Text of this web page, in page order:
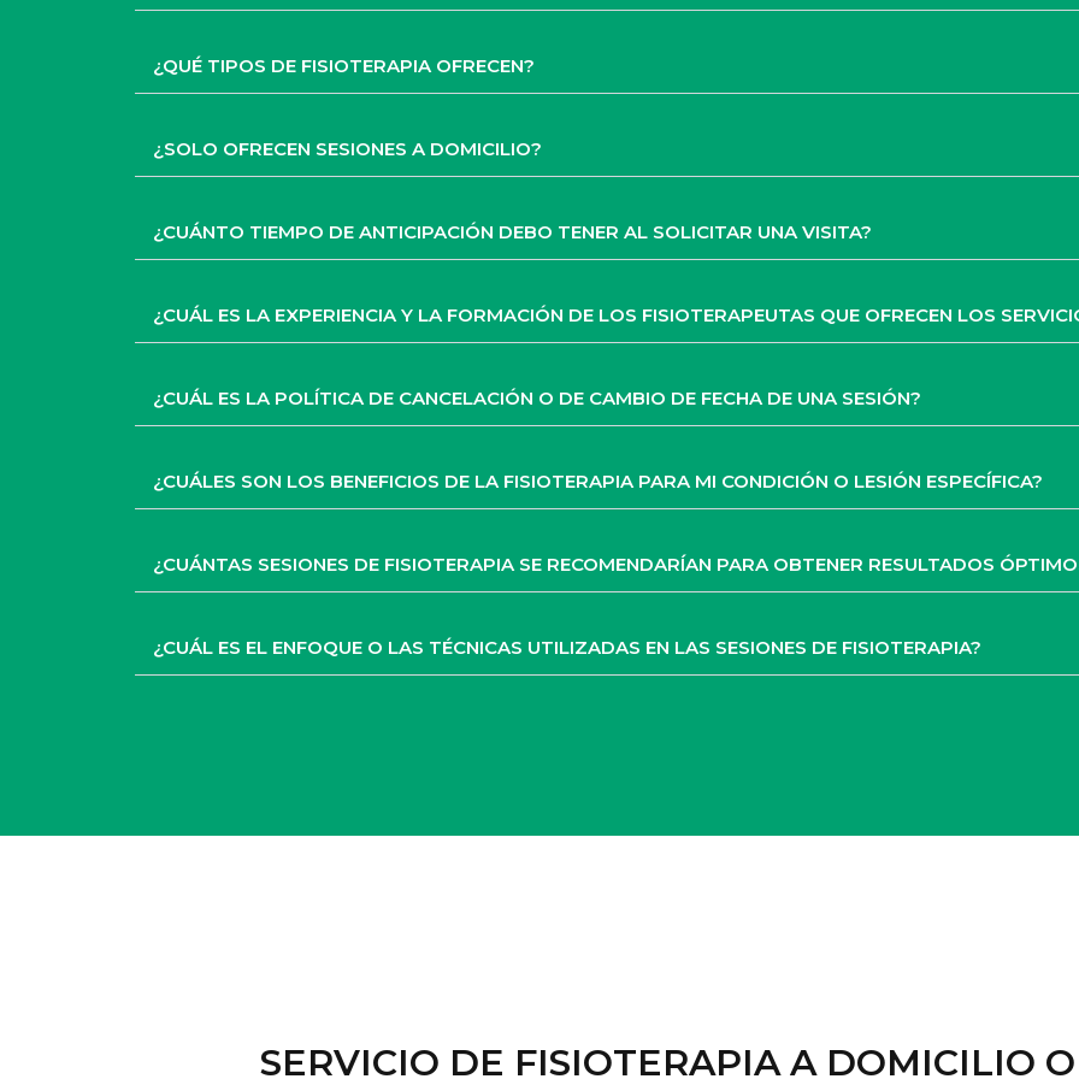
¿QUÉ TIPOS DE FISIOTERAPIA OFRECEN?
¿SOLO OFRECEN SESIONES A DOMICILIO?
¿CUÁNTO TIEMPO DE ANTICIPACIÓN DEBO TENER AL SOLICITAR UNA VISITA?
¿CUÁL ES LA EXPERIENCIA Y LA FORMACIÓN DE LOS FISIOTERAPEUTAS QUE OFRECEN LOS
¿CUÁL ES LA POLÍTICA DE CANCELACIÓN O DE CAMBIO DE FECHA DE UNA SESIÓN?
¿CUÁLES SON LOS BENEFICIOS DE LA FISIOTERAPIA PARA MI CONDICIÓN O LESIÓN ESPECÍFICA?
¿CUÁNTAS SESIONES DE FISIOTERAPIA SE RECOMENDARÍAN PARA OBTENER RESULTADOS
¿CUÁL ES EL ENFOQUE O LAS TÉCNICAS UTILIZADAS EN LAS SESIONES DE FISIOTERAPIA?
SERVICIO DE FISIOTERAPIA A DOMICILIO